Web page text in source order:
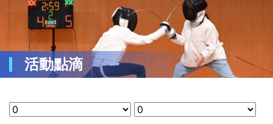
活動點滴